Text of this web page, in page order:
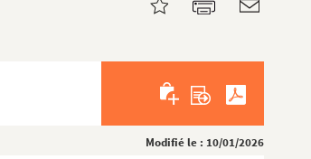
Modifié le : 10/01/2026